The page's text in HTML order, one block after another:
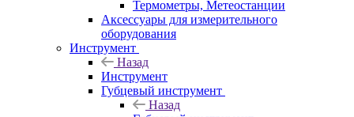
Термометры, Метеостанции
Аксессуары для измерительного
оборудования
Инструмент
Назад
Инструмент
Губцевый инструмент
Назад